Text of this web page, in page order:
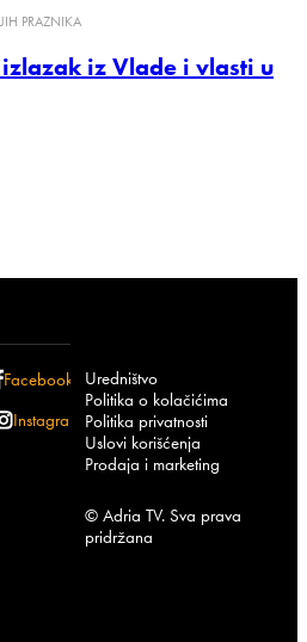
PRAZNIKA
iz Vlade i vlasti u
Facebook
Instagram
Uredništvo
Politika o kolačićima
Politika privatnosti
Uslovi korišćenja
Prodaja i marketing
© Adria TV. Sva prava
pridržana